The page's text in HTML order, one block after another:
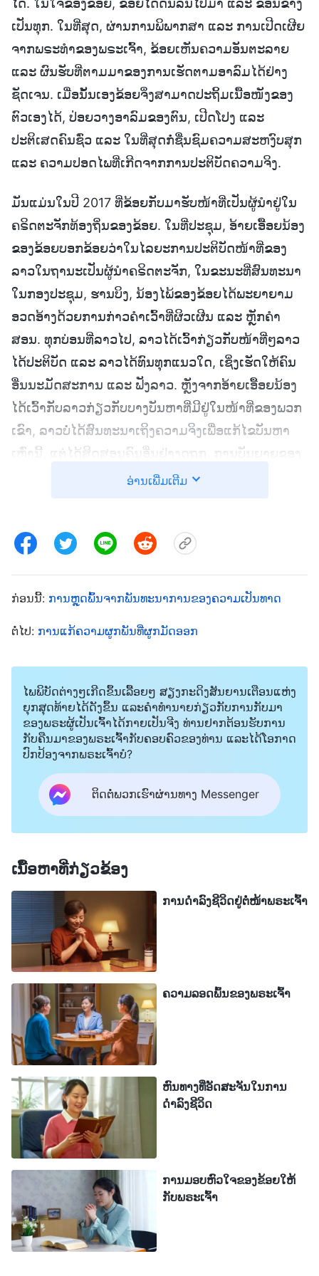
ເປັນທຸກ. ໃນທີ່ສຸດ, ຜ່ານການພິພາກສາ ແລະ ການເປີດເຜີຍ
ຈາກພຣະທຳຂອງພຣະເຈົ້າ, ຂ້ອຍເຫັນຄວາມອັນຕະລາຍ
ແລະ ຜົນຮັບທີ່ຕາມມາຂອງການເຮັດຕາມອາລົມໄດ້ຢ່າງ
ຊັດເຈນ. ເມື່ອນັ້ນເອງຂ້ອຍຈິ່ງສາມາດປະຖິ້ມເນື້ອໜັງຂອງ
ຕົວເອງໄດ້, ປ່ອຍວາງອາລົມຂອງຕົນ, ເປີດໂປງ ແລະ
ປະຕິເສດຄົນຊົ່ວ ແລະ ໃນທີ່ສຸດກໍ່ຊື່ນຊົມຄວາມສະຫງົບສຸກ
ແລະ ຄວາມປອດໄພທີ່ເກີດຈາກການປະຕິບັດຄວາມຈິງ.
ມັນແມ່ນໃນປີ 2017 ທີ່ຂ້ອຍກັບມາຮັບໜ້າທີ່ເປັນຜູ້ນໍາຢູ່ໃນ
ຄຣິດຕະຈັກທ້ອງຖິ່ນຂອງຂ້ອຍ. ໃນທີ່ປະຊຸມ, ອ້າຍເອື້ອຍນ້ອງ
ຂອງຂ້ອຍບອກຂ້ອຍວ່າໃນໄລຍະການປະຕິບັດໜ້າທີ່ຂອງ
ລາວໃນຖານະເປັນຜູ້ນໍາຄຣິດຕະຈັກ, ໃນຂະນະທີ່ສົນທະນາ
ໃນກອງປະຊຸມ, ຮານບິງ, ນ້ອງໄພ້ຂອງຂ້ອຍໄດ້ພະຍາຍາມ
ອວດອ້າງດ້ວຍການກ່າວຄຳເວົ້າທີ່ຜິວເຜີນ ແລະ ຫຼັກຄຳ
ສອນ. ທຸກບ່ອນທີ່ລາວໄປ, ລາວໄດ້ເວົ້າກ່ຽວກັບໜ້າທີ່ໆລາວ
ໄດ້ປະຕິບັດ ແລະ ລາວໄດ້ທົນທຸກແນວໃດ, ເຊິ່ງເຮັດໃຫ້ຄົນ
ອື່ນນະມັດສະການ ແລະ ຟັງລາວ. ຫຼັງຈາກອ້າຍເອື້ອຍນ້ອງ
ໄດ້ເວົ້າກັບລາວກ່ຽວກັບບາງບັນຫາທີ່ມີຢູ່ໃນໜ້າທີ່ຂອງພວກ
ເຂົາ, ລາວບໍ່ໄດ້ສົນທະນາເຖິງຄວາມຈິງເພື່ອແກ້ໄຂບັນຫາ
ເຫຼົ່ານີ້, ແຕ່ໄດ້ສິດສອນຄົນອື່ນຢ່າງດູຖູກ. ການບັນຍາຍຂອງ
ລາວເຮັດໃຫ້ອ້າຍເອື້ອຍນ້ອງບາງຄົນຕ້ອງຢູ່ໃນສະພາວະທີ່
ປະຕິເສດທີ່ຈະໄຕ່ຕອງ ແລະ ມາເຂົ້າໃຈຕົວເອງ ແລະ ລາວ
ນ້ອງ, ຂັດຂວາງຊີວິດຄຣິດຕະຈັກ. ຜູ້ນຳຄຣິດຕະຈັກໄດ້
ວິຈານລາວ, ແຕ່ລາວກໍ່ປະຕິເສດທີ່ຈະຍອມຮັບສິ່ງໃດເລີຍ.
ຄຣິດຕະຈັກ... ເມື່ອຂ້ອຍໄດ້ຍິນຮານບິງກຳລັງປະພຶດຕົວແບບ
ນີ້, ຂ້ອຍກໍ່ໃຈຮ້າຍຫຼາຍ. ຂ້ອຍລະນຶກເຖິງພຣະທຳຂອງ
ພຣະເຈົ້າ: “ຜູ້ທີ່ລະບາຍຄໍາເວົ້າທີ່ເປັນພິດ ແລະ ເຈດຕະນາ
ຮ້າຍຂອງພວກເຂົາພາຍໃນຄຣິສຕະຈັກ, ຜູ້ທີ່ປ່ອຍຂ່າວລື,
ສ້າງຄວາມແຕກແຍກ ແລະ ສ້າງພັກສ້າງພວກໃນທ່າມກາງ
ອ້າຍເອື້ອຍນ້ອງ, ພວກເຂົາຄວນຖືກຂັບໄລ່ອອກຈາກ
ແຕກຕ່າງກັນຂອງພາລະກິດຂອງພຣະເຈົ້າ, ຜູ້ຄົນເຫຼົ່ານີ້ຈຶງ
ແນ່ນອນ. ທຸກຄົນທີ່ຖືກຊາຕານເຮັດໃຫ້ເສື່ອມຊາມແມ່ນມີ
ອຸປະນິໄສທີ່ເສື່ອມຊາມ. ບາງຄົນພຽງແຕ່ມີອຸປະນິໄສທີ່
ເສື່ອມຊາມ, ໃນຂະນະທີ່ຄົນອື່ນແມ່ນແຕກຕ່າງ: ພວກເຂົາບໍ່
ພຽງແຕ່ມີອຸປະນິໄສທີ່ເສື່ອມຊາມແບບຊາຕານ ແຕ່
ທຳມະຊາດຂອງພວກເຂົາຍັງຊົ່ວຮ້າຍຫຼາຍອີກດ້ວຍ. ຄຳເວົ້າ
ແລະ ການກະທຳຂອງພວກເຂົາບໍ່ພຽງແຕ່ເປີດເຜີຍອຸປະນິໄສ
ທີ່ເສື່ອມຊາມແບບຊາຕານ; ຍິ່ງໄປກວ່ານັ້ນ ຜູ້ຄົນເຫຼົ່ານີ້ແມ່ນ
ຊາຕານທີ່ຊົ່ວຮ້າຍຕົວຈິງ. ພຶດຕິກຳຂອງພວກເຂົາຂັດຂວາງ
ແລະ ລົບກວນພາລະກິດຂອງພຣະເຈົ້າ, ມັນເຮັດໃຫ້ທາງເຂົ້າ
ສູ່ຊີວິດຂອງອ້າຍເອື້ອຍນ້ອງອ່ອນແອລົງ ແລະ ມັນທໍາລາຍ
ຊີວິດທີ່ປົກກະຕິໃນຄຣິສຕະຈັກ. ບໍ່ໄວກໍຊ້າ ໝາປ່າເຫຼົ່ານີ້ທີ່
ສວມໃສ່ເສື້ອຜ້າຂອງແກະຈະຖືກກໍາຈັດອອກ; ທັດສະນະ
ຄະຕິທີ່ຮຸນແຮງ ແລະ ທັດສະນະຄະຕິແຫ່ງການປະຕິເສດ
ແມ່ນຄວນຖືກນໍາໃຊ້ຕໍ່ລູກສະໝຸນເຫຼົ່ານີ້ຂອງຊາຕານ. ພຽງ
ແຕ່ສິ່ງນີ້ເທົ່ານັ້ນຈຶ່ງເປັນການຢືນຢູ່ຂ້າງພຣະເຈົ້າ ແລະ ຜູ້ທີ່ບໍ່
ສາມາດເຮັດແບບນັ້ນກໍກິ້ງເກືອກຢູ່ໜອງຕົມກັບຊາຕານ
ອ່ານເພີ່ມເຕີມ
ກ່ອນນີ້: ການຫຼຸດພົ້ນຈາກພັນທະນາການຂອງຄວາມເປັນທາດ
ຕໍ່ໄປ: ການແກ້ຄວາມຜູກພັນທີ່ຜູກມັດອອກ
ໄພພິບັດຕ່າງໆເກີດຂຶ້ນເລື້ອຍໆ ສຽງກະດິງສັນຍານເຕືອນແຫ່ງ
ຍຸກສຸດທ້າຍໄດ້ດັງຂຶ້ນ ແລະຄໍາທໍານາຍກ່ຽວກັບການກັບມາ
ຂອງພຣະຜູ້ເປັນເຈົ້າໄດ້ກາຍເປັນຈີງ ທ່ານຢາກຕ້ອນຮັບການ
ກັບຄືນມາຂອງພຣະເຈົ້າກັບຄອບຄົວຂອງທ່ານ ແລະໄດ້ໂອກາດ
ປົກປ້ອງຈາກພຣະເຈົ້າບໍ?
ຕິດຕໍ່ພວກເຮົາຜ່ານທາງ Messenger
ເນື້ອຫາທີ່ກ່ຽວຂ້ອງ
ການດໍາລົງຊີວິດຢູ່ຕໍ່ໜ້າພຣະເຈົ້າ
ຄວາມລອດພົ້ນຂອງພຣະເຈົ້າ
ຫົນທາງທີ່ອັດສະຈັນໃນການ
ດຳລົງຊີວິດ
ການມອບຫົວໃຈຂອງຂ້ອຍໃຫ້
ກັບພຣະເຈົ້າ